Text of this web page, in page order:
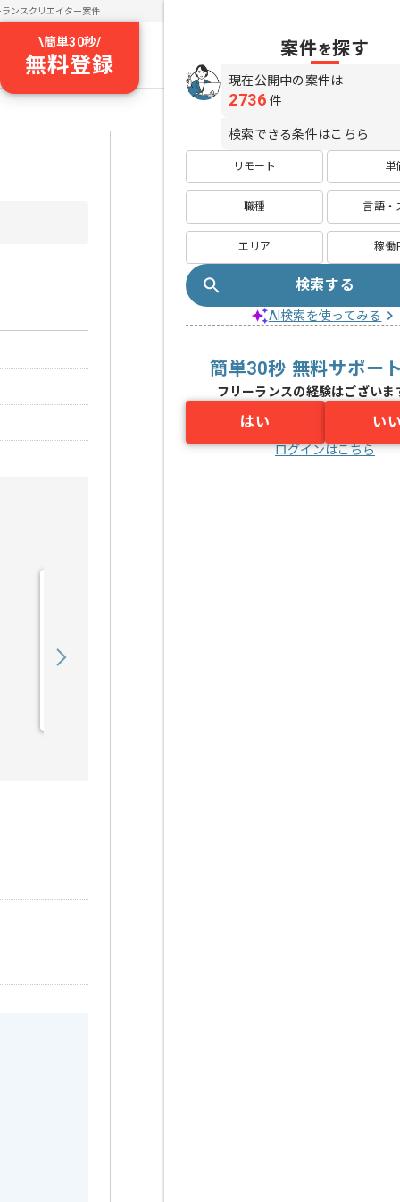
ランスクリエイター案件
\簡単30秒/
無料登録
案件を探す
現在公開中の案件は
2736 件
検索できる条件はこちら
リモート 単
職種 言語・
エリア 稼働
検索する
AI検索を使ってみる
簡単30秒 無料サポー
フリーランスの経験はございま
はい い
ログインはこちら